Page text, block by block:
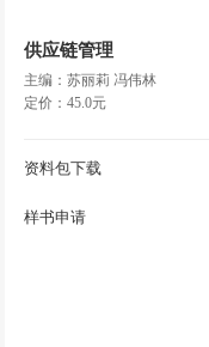
供应链管理
主编：苏丽莉 冯伟林
定价：45.0元
资料包下载
样书申请